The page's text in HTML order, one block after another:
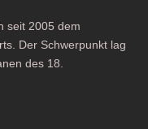
seit 2005 dem
Der Schwerpunkt lag
des 18.